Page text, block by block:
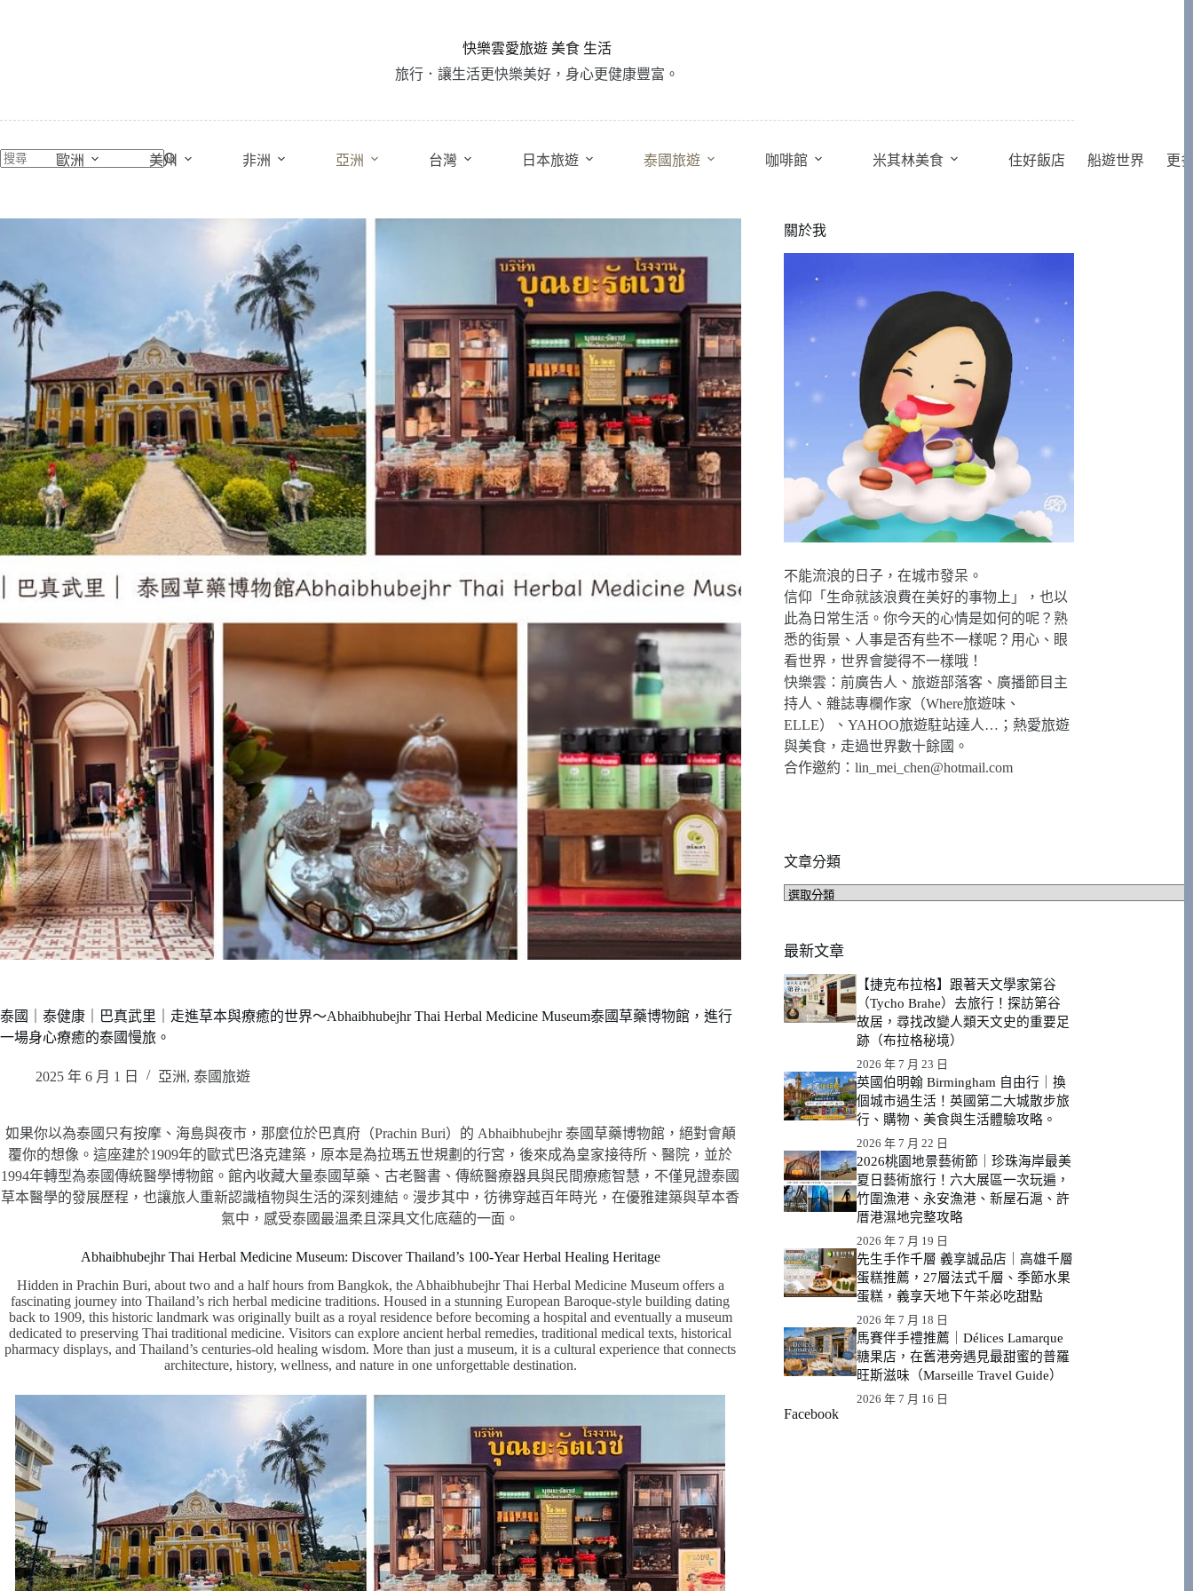
容
快樂雲愛旅遊 美食 生活
旅行．讓生活更快樂美好，身心更健康豐富。
歐洲 美州 非洲 亞洲 台灣 日本旅遊 泰國旅遊 咖啡館 米其林美食 住好飯店 船遊世界 更
泰國｜泰健康｜巴真武里｜走進草本與療癒的世界～Abhaibhubejhr Thai Herbal Medicine Museum泰國草藥博物館，進行
一場身心療癒的泰國慢旅。
2025 年 6 月 1 日 亞洲, 泰國旅遊
如果你以為泰國只有按摩、海島與夜市，那麼位於巴真府（Prachin Buri）的 Abhaibhubejhr 泰國草藥博物館，絕對會顛
覆你的想像。這座建於1909年的歐式巴洛克建築，原本是為拉瑪五世規劃的行宮，後來成為皇家接待所、醫院，並於
1994年轉型為泰國傳統醫學博物館。館內收藏大量泰國草藥、古老醫書、傳統醫療器具與民間療癒智慧，不僅見證泰國
草本醫學的發展歷程，也讓旅人重新認識植物與生活的深刻連結。漫步其中，彷彿穿越百年時光，在優雅建築與草本香
氣中，感受泰國最溫柔且深具文化底蘊的一面。
Abhaibhubejhr Thai Herbal Medicine Museum: Discover Thailand’s 100-Year Herbal Healing Heritage
Hidden in Prachin Buri, about two and a half hours from Bangkok, the Abhaibhubejhr Thai Herbal Medicine Museum offers a
fascinating journey into Thailand’s rich herbal medicine traditions. Housed in a stunning European Baroque-style building dating
back to 1909, this historic landmark was originally built as a royal residence before becoming a hospital and eventually a museum
dedicated to preserving Thai traditional medicine. Visitors can explore ancient herbal remedies, traditional medical texts, historical
pharmacy displays, and Thailand’s centuries-old healing wisdom. More than just a museum, it is a cultural experience that connects
architecture, history, wellness, and nature in one unforgettable destination.
關於我
不能流浪的日子，在城市發呆。
信仰「生命就該浪費在美好的事物上」，也以
此為日常生活。你今天的心情是如何的呢？熟
悉的街景、人事是否有些不一樣呢？用心、眼
看世界，世界會變得不一樣哦！
快樂雲：前廣告人、旅遊部落客、廣播節目主
持人、雜誌專欄作家（Where旅遊味、
ELLE）、YAHOO旅遊駐站達人…；熱愛旅遊
與美食，走過世界數十餘國。
合作邀約：lin_mei_chen@hotmail.com
文章分類
文
類
最新文章
【捷克布拉格】跟著天文學家第谷
（Tycho Brahe）去旅行！探訪第谷
故居，尋找改變人類天文史的重要足
跡（布拉格秘境）
2026 年 7 月 23 日
英國伯明翰 Birmingham 自由行｜換
個城市過生活！英國第二大城散步旅
行、購物、美食與生活體驗攻略。
2026 年 7 月 22 日
2026桃園地景藝術節｜珍珠海岸最美
夏日藝術旅行！六大展區一次玩遍，
竹圍漁港、永安漁港、新屋石滬、許
厝港濕地完整攻略
2026 年 7 月 19 日
先生手作千層 義享誠品店｜高雄千層
蛋糕推薦，27層法式千層、季節水果
蛋糕，義享天地下午茶必吃甜點
2026 年 7 月 18 日
馬賽伴手禮推薦｜Délices Lamarque
糖果店，在舊港旁遇見最甜蜜的普羅
旺斯滋味（Marseille Travel Guide）
2026 年 7 月 16 日
Facebook